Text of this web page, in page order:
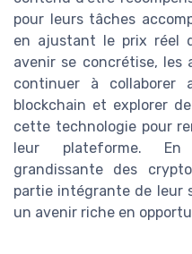
pour leurs tâches
en ajustant le prix réel
avenir se concrétise, les
continuer à collaborer
blockchain et explorer
cette technologie pour
leur plateforme. En
grandissante des
partie intégrante de leur
un avenir riche en